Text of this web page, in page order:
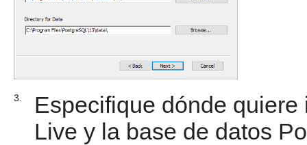
3.
Especifique dónde
Live y la base de datos